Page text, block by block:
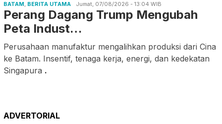
BATAM, BERITA UTAMA Jumat, 07/08/2026 - 13:04 WIB
Perang Dagang Trump Mengubah
Peta Indust…
Perusahaan manufaktur mengalihkan produksi dari Cina
ke Batam. Insentif, tenaga kerja, energi, dan kedekatan
Singapura .
ADVERTORIAL